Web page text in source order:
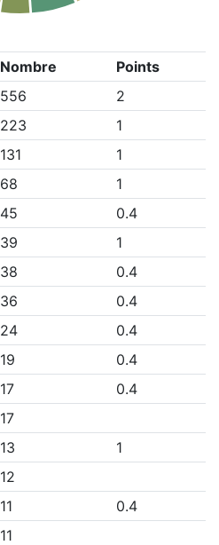
Nombre
Points
556
2
223
1
131
1
68
1
45
0.4
39
1
38
0.4
36
0.4
24
0.4
19
0.4
17
0.4
17
13
1
12
11
0.4
11